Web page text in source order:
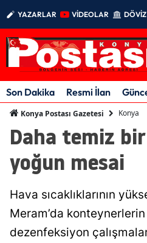
YAZARLAR VİDEOLAR
Son Dakika Resmi İlan
Konya Postası Gazetesi Konya
Daha temiz
yoğun mesai
Hava sıcaklıklarının
Meram’da
dezenfeksiyon